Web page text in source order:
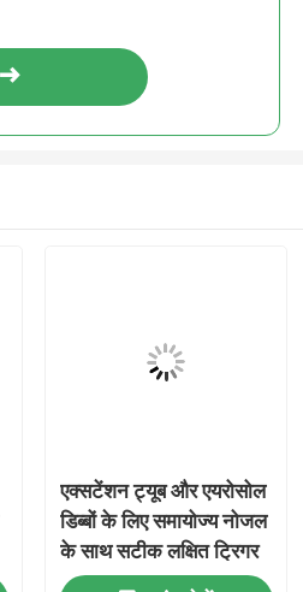
एक्सटेंशन ट्यूब और एयरोसोल
डिब्बों के लिए समायोज्य नोजल
के साथ सटीक लक्षित ट्रिगर
स्प्रे गन